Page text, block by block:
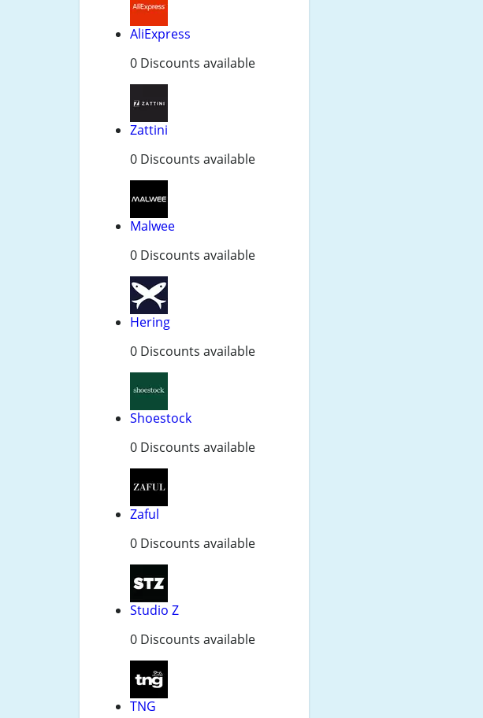
AliExpress
0 Discounts available
Zattini
0 Discounts available
Malwee
0 Discounts available
Hering
0 Discounts available
Shoestock
0 Discounts available
Zaful
0 Discounts available
Studio Z
0 Discounts available
TNG